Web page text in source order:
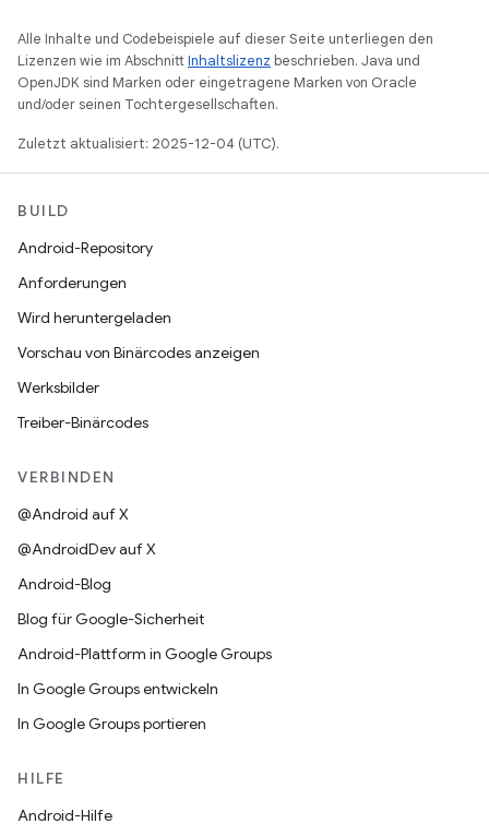
Alle Inhalte und Codebeispiele auf dieser Seite unterliegen den
Lizenzen wie im AbschnittInhaltslizenz beschrieben. Java und
OpenJDK sind Marken oder eingetragene Marken von Oracle
und/oder seinen Tochtergesellschaften.
Zuletzt aktualisiert: 2025-12-04 (UTC).
BUILD
Android-Repository
Anforderungen
Wird heruntergeladen
Vorschau von Binärcodes anzeigen
Werksbilder
Treiber-Binärcodes
VERBINDEN
@Android auf X
@AndroidDev auf X
Android-Blog
Blog für Google-Sicherheit
Android-Plattform in Google Groups
In Google Groups entwickeln
In Google Groups portieren
HILFE
Android-Hilfe